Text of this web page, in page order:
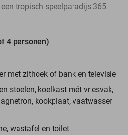
tropisch speelparadijs 365
4 personen)
met zithoek of bank en televisie
stoelen, koelkast mét vriesvak,
kookplaat, vaatwasser
wastafel en toilet